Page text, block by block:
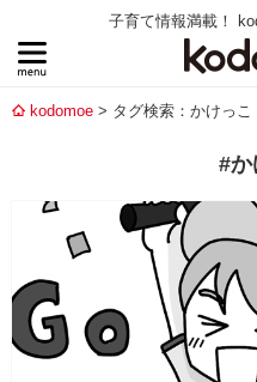
子育て情報満載！
kodomoe タグ検索：かけっこ
#か